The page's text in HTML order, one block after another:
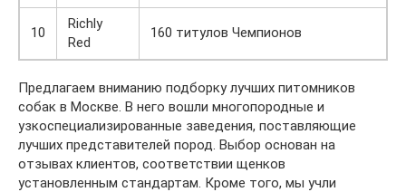
10
Richly
Red
160 титулов Чемпионов
Предлагаем вниманию подборку лучших питомников
собак в Москве. В него вошли многопородные и
узкоспециализированные заведения, поставляющие
лучших представителей пород. Выбор основан на
отзывах клиентов, соответствии щенков
установленным стандартам. Кроме того, мы учли